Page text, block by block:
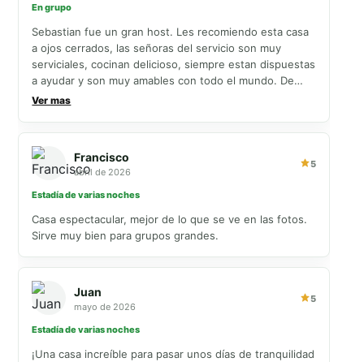
En grupo
Sebastian fue un gran host. Les recomiendo esta casa
a ojos cerrados, las señoras del servicio son muy
serviciales, cocinan delicioso, siempre estan dispuestas
a ayudar y son muy amables con todo el mundo. De
verdad vale la pena quedarse en esta casa. Sebastian
Ver mas
Francisco
abril de 2026
5
Estadía de varias noches
Casa espectacular, mejor de lo que se ve en las fotos.
Sirve muy bien para grupos grandes.
Juan
mayo de 2026
5
Estadía de varias noches
¡Una casa increíble para pasar unos días de tranquilidad